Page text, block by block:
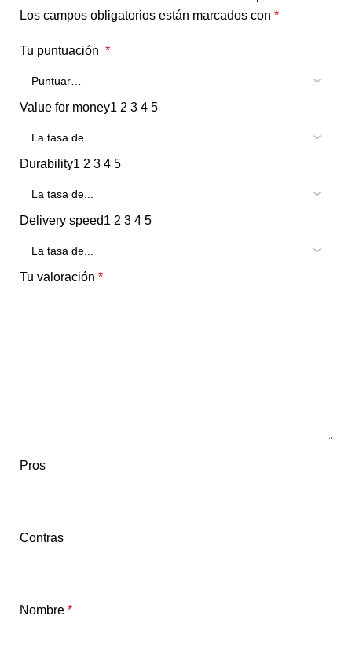
Los campos obligatorios están marcados con *
Tu puntuación *
Value for money1 2 3 4 5
Durability1 2 3 4 5
Delivery speed1 2 3 4 5
Tu valoración *
Pros
Contras
Nombre *